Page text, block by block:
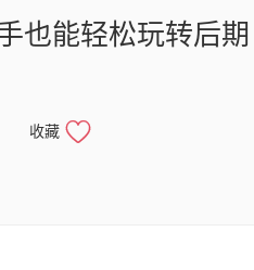
也能轻松玩转后期
收藏